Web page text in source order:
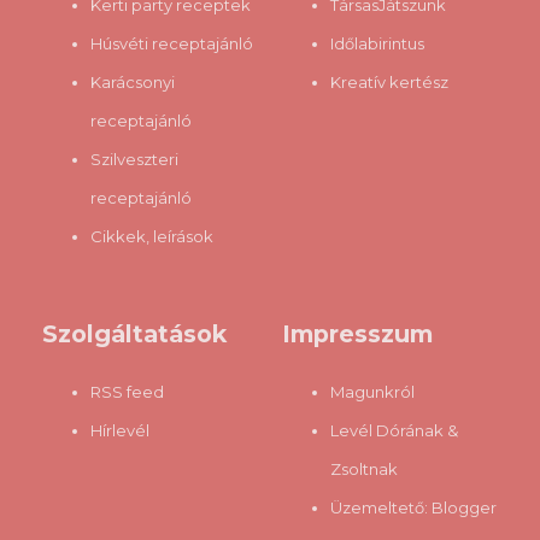
Kerti party receptek
Húsvéti receptajánló
Karácsonyi
receptajánló
Szilveszteri
receptajánló
Cikkek, leírások
TársasJátszunk
Időlabirintus
Kreatív kertész
Szolgáltatások
RSS feed
Hírlevél
Impresszum
Magunkról
Levél Dórának &
Zsoltnak
Üzemeltető: Blogger